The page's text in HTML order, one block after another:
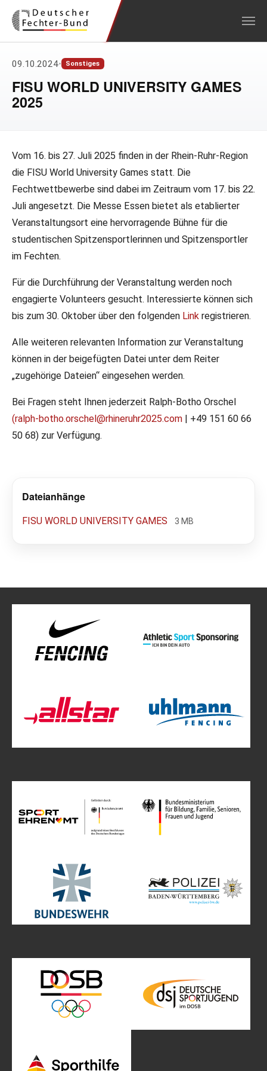
09.10.2024• Sonstiges
FISU WORLD UNIVERSITY GAMES
2025
Vom 16. bis 27. Juli 2025 finden in der Rhein-Ruhr-Region
die FISU World University Games statt. Die
Fechtwettbewerbe sind dabei im Zeitraum vom 17. bis 22.
Juli angesetzt. Die Messe Essen bietet als etablierter
Veranstaltungsort eine hervorragende Bühne für die
studentischen Spitzensportlerinnen und Spitzensportler
im Fechten.
Für die Durchführung der Veranstaltung werden noch
engagierte Volunteers gesucht. Interessierte können sich
bis zum 30. Oktober über den folgenden Link registrieren.
Alle weiteren relevanten Information zur Veranstaltung
können in der beigefügten Datei unter dem Reiter
„zugehörige Dateien“ eingesehen werden.
Bei Fragen steht Ihnen jederzeit Ralph-Botho Orschel
(ralph-botho.orschel@rhineruhr2025.com | +49 151 60 66
50 68) zur Verfügung.
Dateianhänge
FISU WORLD UNIVERSITY GAMES 3 MB